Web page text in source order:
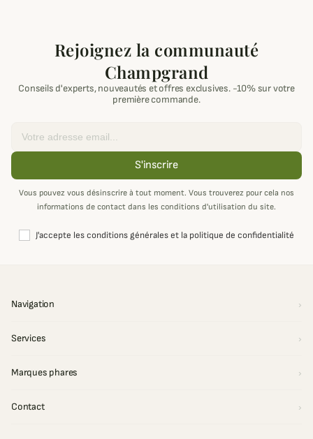
Rejoignez la communauté
Champgrand
Conseils d'experts, nouveautés et offres exclusives. -10% sur votre
première commande.
S'inscrire
Vous pouvez vous désinscrire à tout moment. Vous trouverez pour cela nos
informations de contact dans les conditions d'utilisation du site.
J'accepte les conditions générales et la politique de confidentialité
Navigation
Services
Marques phares
Contact